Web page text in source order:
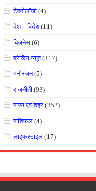
टेक्नोलॉजी (4)
देश – विदेश(11)
बिज़नेस (6)
ब्रेकिंग न्यूज़(317)
मनोरंजन(5)
राजनीती (93)
राज्य एवं शहर (352)
राशिफल (4)
लाइफस्टाइल (17)